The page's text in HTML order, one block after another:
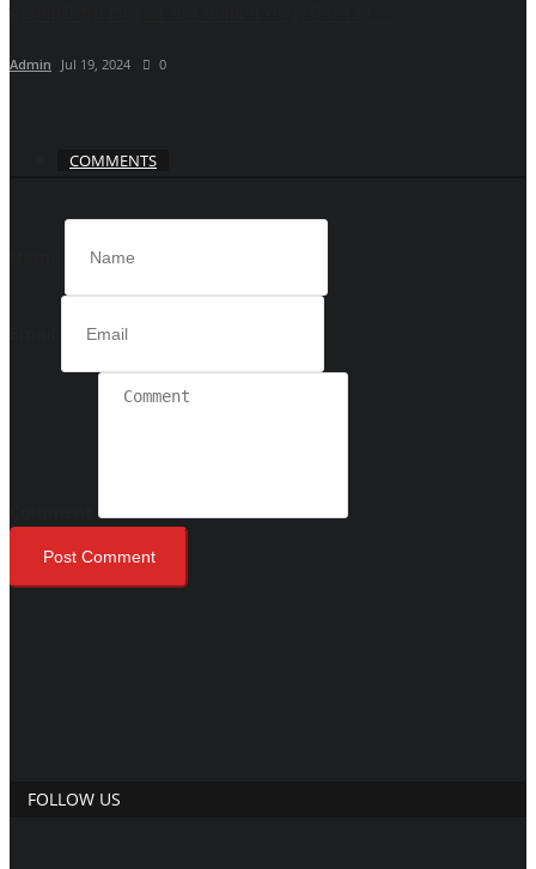
Admin Jul 19, 2024 0
COMMENTS
Post Comment
FOLLOW US